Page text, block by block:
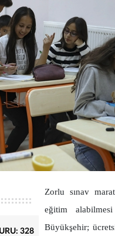
328
Zorlu sınav
eğitim
Büyükşehir;